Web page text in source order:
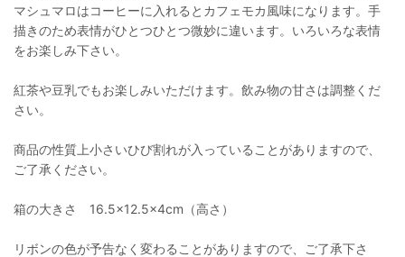
マシュマロはコーヒーに入れるとカフェモカ風味になります。手
描きのため表情がひとつひとつ微妙に違います。いろいろな表情
をお楽しみ下さい。
紅茶や豆乳でもお楽しみいただけます。飲み物の甘さは調整くだ
さい。
商品の性質上小さいひび割れが入っていることがありますので、
ご了承ください。
箱の大きさ 16.5×12.5×4cm（高さ）
リボンの色が予告なく変わることがありますので、ご了承下さ